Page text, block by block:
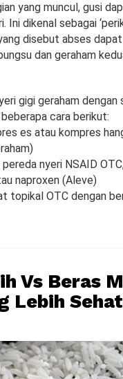
yang muncul, gusi
Ini dikenal sebagai
disebut abses
dan geraham
gigi geraham dengan
cara berikut:
es atau kompres
nyeri NSAID
naproxen (Aleve)
topikal OTC dengan
Vs Beras
Lebih